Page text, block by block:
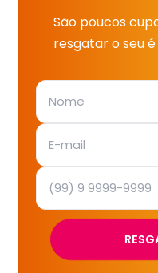
São poucos
resgatar o seu